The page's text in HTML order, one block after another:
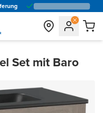
Set mit Baro